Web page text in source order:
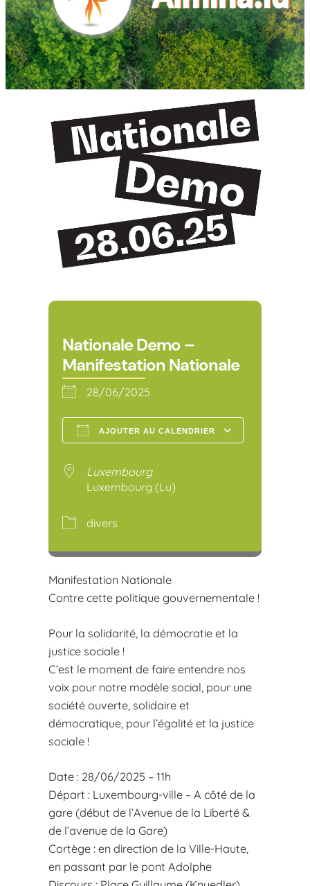
Nationale Demo –
Manifestation Nationale
28/06/2025
AJOUTER AU CALENDRIER
Luxembourg
Luxembourg (Lu)
divers
Manifestation Nationale
Contre cette politique gouvernementale !
Pour la solidarité, la démocratie et la
justice sociale !
C’est le moment de faire entendre nos
voix pour notre modèle social, pour une
société ouverte, solidaire et
démocratique, pour l’égalité et la justice
sociale !
Date : 28/06/2025 – 11h
Départ : Luxembourg-ville – A côté de la
gare (début de l’Avenue de la Liberté &
de l’avenue de la Gare)
Cortège : en direction de la Ville-Haute,
en passant par le pont Adolphe